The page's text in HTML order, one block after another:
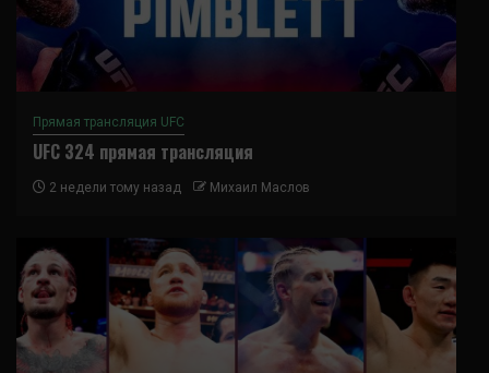
Прямая трансляция UFC
UFC 324 прямая трансляция
2 недели тому назад Михаил Маслов